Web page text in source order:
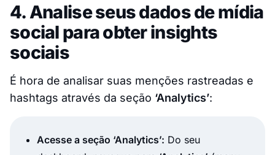
4. Analise seus dados de mídia
social para obter insights
sociais
É hora de analisar suas menções rastreadas e
hashtags através da seção ‘Analytics’:
Acesse a seção ‘Analytics’: Do seu